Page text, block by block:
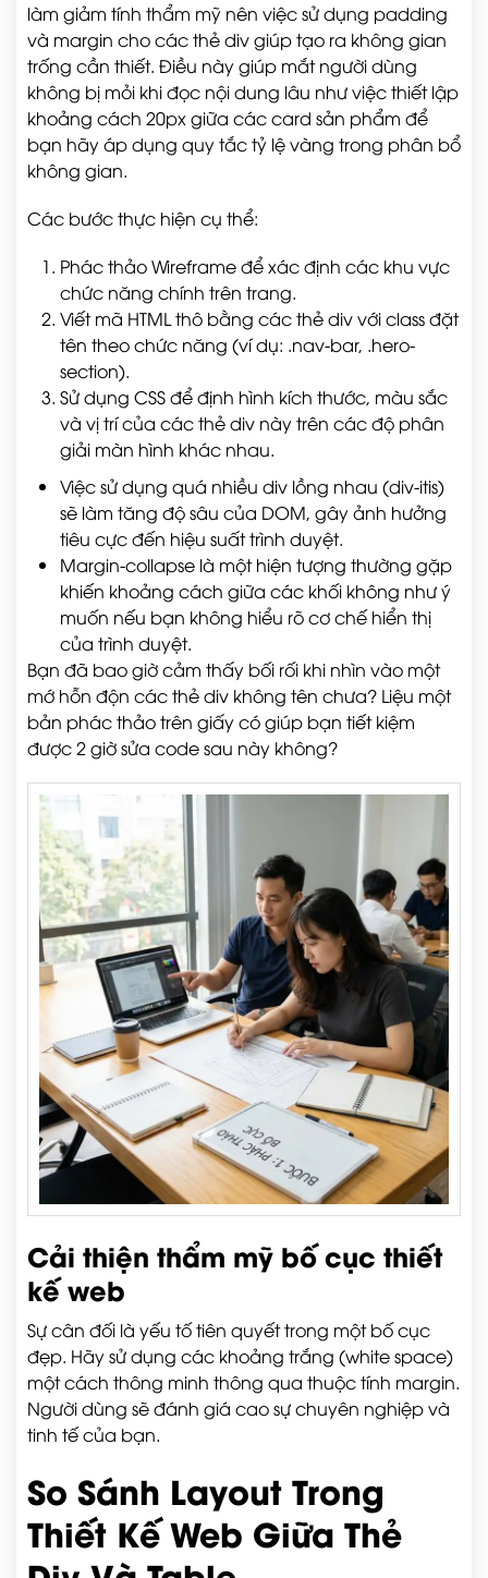
làm giảm tính thẩm mỹ nên việc sử dụng padding
và margin cho các thẻ div giúp tạo ra không gian
trống cần thiết. Điều này giúp mắt người dùng
không bị mỏi khi đọc nội dung lâu như việc thiết lập
khoảng cách 20px giữa các card sản phẩm để
bạn hãy áp dụng quy tắc tỷ lệ vàng trong phân bổ
không gian.
Các bước thực hiện cụ thể:
Phác thảo Wireframe để xác định các khu vực
chức năng chính trên trang.
Viết mã HTML thô bằng các thẻ div với class đặt
tên theo chức năng (ví dụ: .nav-bar, .hero-
section).
Sử dụng CSS để định hình kích thước, màu sắc
và vị trí của các thẻ div này trên các độ phân
giải màn hình khác nhau.
Việc sử dụng quá nhiều div lồng nhau (div-itis)
sẽ làm tăng độ sâu của DOM, gây ảnh hưởng
tiêu cực đến hiệu suất trình duyệt.
Margin-collapse là một hiện tượng thường gặp
khiến khoảng cách giữa các khối không như ý
muốn nếu bạn không hiểu rõ cơ chế hiển thị
của trình duyệt.
Bạn đã bao giờ cảm thấy bối rối khi nhìn vào một
mớ hỗn độn các thẻ div không tên chưa? Liệu một
bản phác thảo trên giấy có giúp bạn tiết kiệm
được 2 giờ sửa code sau này không?
Cải thiện thẩm mỹ bố cục thiết
kế web
Sự cân đối là yếu tố tiên quyết trong một bố cục
đẹp. Hãy sử dụng các khoảng trắng (white space)
một cách thông minh thông qua thuộc tính margin.
Người dùng sẽ đánh giá cao sự chuyên nghiệp và
tinh tế của bạn.
So Sánh Layout Trong
Thiết Kế Web Giữa Thẻ